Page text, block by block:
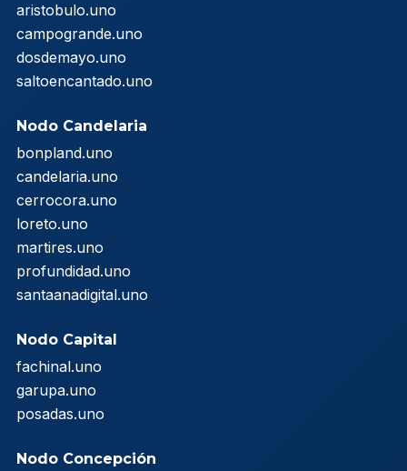
aristobulo.uno
campogrande.uno
dosdemayo.uno
saltoencantado.uno
Nodo Candelaria
bonpland.uno
candelaria.uno
cerrocora.uno
loreto.uno
martires.uno
profundidad.uno
santaanadigital.uno
Nodo Capital
fachinal.uno
garupa.uno
posadas.uno
Nodo Concepción